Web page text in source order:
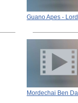
Guano Apes -
Mordechai Ben